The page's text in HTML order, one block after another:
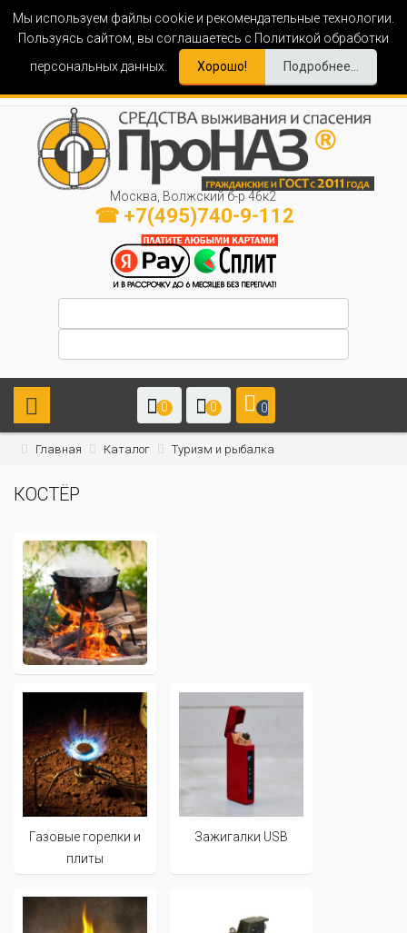
Мы используем файлы cookie и рекомендательные технологии.
Пользуясь сайтом, вы соглашаетесь с Политикой обработки
персональных данных.
Хорошо! Подробнее...
Москва, Волжский б-р 46к2
☎ +7(495)740-9-112
0 0 0
Главная Каталог Туризм и рыбалка
КОСТЁР
Газовые горелки и
плиты
Зажигалки USB